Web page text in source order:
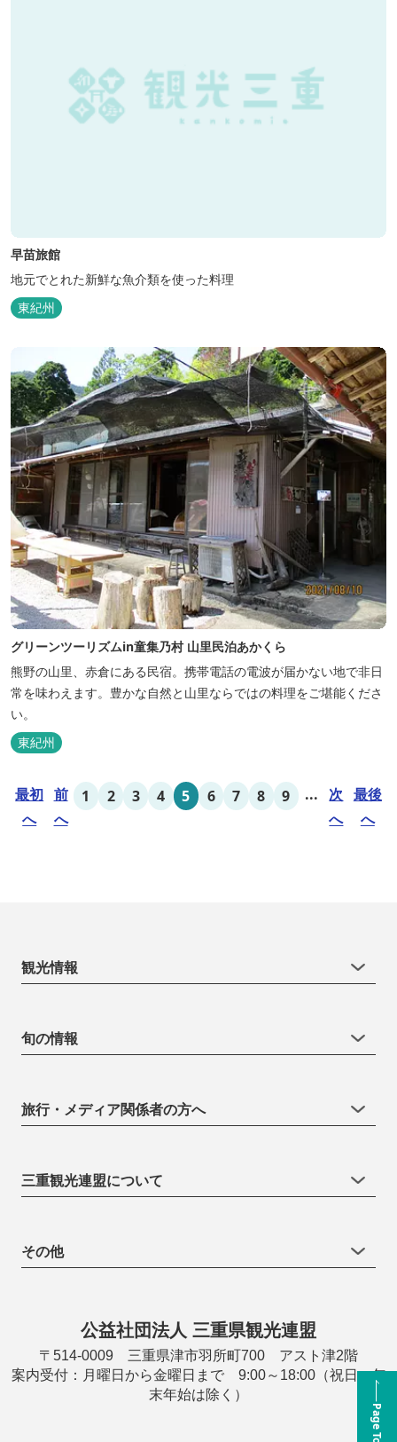
早苗旅館
地元でとれた新鮮な魚介類を使った料理
東紀州
グリーンツーリズムin童集乃村 山里民泊あかくら
熊野の山里、赤倉にある民宿。携帯電話の電波が届かない地で非日
常を味わえます。豊かな自然と山里ならではの料理をご堪能くださ
い。
東紀州
最初
へ
前
へ
1 2 3 4 5 6 7 8 9 ...
次
へ
最後
へ
Page Top
観光情報
旬の情報
旅行・メディア関係者の方へ
三重観光連盟について
その他
公益社団法人 三重県観光連盟
〒514-0009 三重県津市羽所町700 アスト津2階
案内受付：月曜日から金曜日まで 9:00～18:00（祝日・年
末年始は除く）